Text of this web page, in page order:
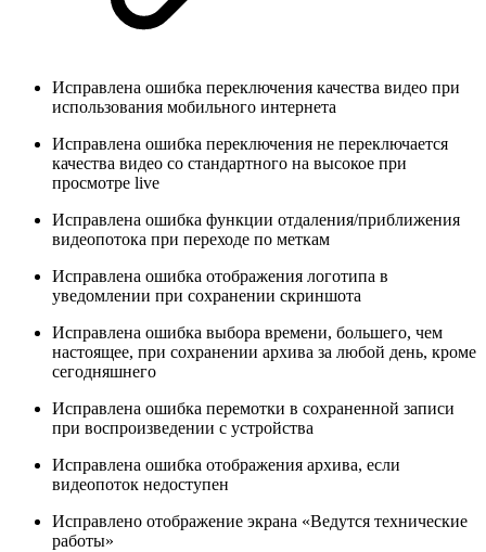
Исправлена ошибка переключения качества видео при
использования мобильного интернета
Исправлена ошибка переключения не переключается
качества видео со стандартного на высокое при
просмотре live
Исправлена ошибка функции отдаления/приближения
видеопотока при переходе по меткам
Исправлена ошибка отображения логотипа в
уведомлении при сохранении скриншота
Исправлена ошибка выбора времени, большего, чем
настоящее, при сохранении архива за любой день, кроме
сегодняшнего
Исправлена ошибка перемотки в сохраненной записи
при воспроизведении с устройства
Исправлена ошибка отображения архива, если
видеопоток недоступен
Исправлено отображение экрана «Ведутся технические
работы»